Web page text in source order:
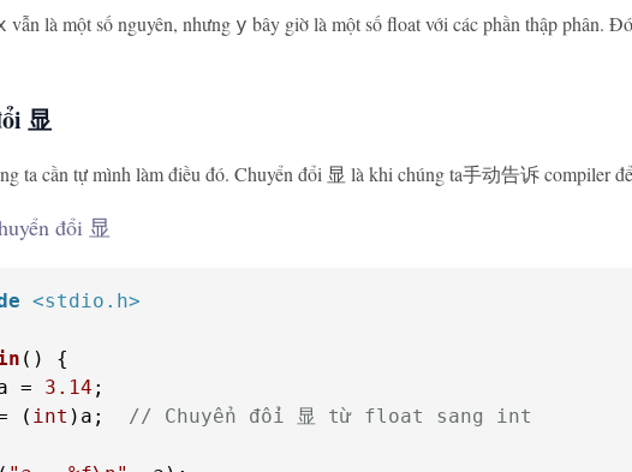
vẫn là một số nguyên, nhưng y bây giờ là một số float với các phần thập phân.
显
ta cần tự mình làm điều đó. Chuyển đổi 显 là khi chúng ta手动告诉 compiler
đổi 显
<stdio.h>
()
= 3.14
( int )a; // Chuyển đổi 显 từ float sang int